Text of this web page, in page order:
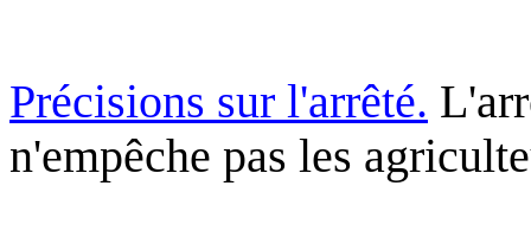
Précisions sur l'arrêté.
n'empêche pas les